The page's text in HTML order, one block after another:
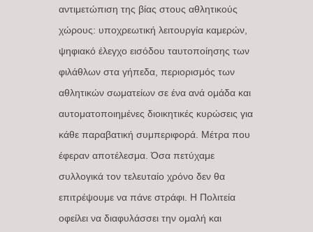
αντιμετώπιση της βίας στους αθλητικούς
χώρους: υποχρεωτική λειτουργία καμερών,
ψηφιακό έλεγχο εισόδου ταυτοποίησης των
φιλάθλων στα γήπεδα, περιορισμός των
αθλητικών σωματείων σε ένα ανά ομάδα και
αυτοματοποιημένες διοικητικές κυρώσεις για
κάθε παραβατική συμπεριφορά. Μέτρα που
έφεραν αποτέλεσμα. Όσα πετύχαμε
συλλογικά τον τελευταίο χρόνο δεν θα
επιτρέψουμε να πάνε στράφι. Η Πολιτεία
οφείλει να διαφυλάσσει την ομαλή και